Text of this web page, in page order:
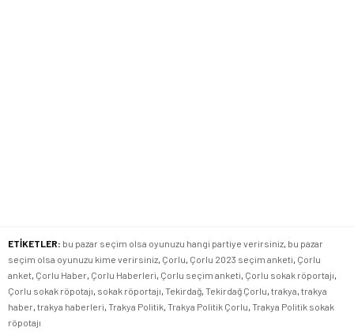
ETİKETLER: bu pazar seçim olsa oyunuzu hangi partiye verirsiniz, bu pazar
seçim olsa oyunuzu kime verirsiniz, Çorlu, Çorlu 2023 seçim anketi, Çorlu
anket, Çorlu Haber, Çorlu Haberleri, Çorlu seçim anketi, Çorlu sokak röportajı,
Çorlu sokak röpotajı, sokak röportajı, Tekirdağ, Tekirdağ Çorlu, trakya, trakya
haber, trakya haberleri, Trakya Politik, Trakya Politik Çorlu, Trakya Politik sokak
röpotajı